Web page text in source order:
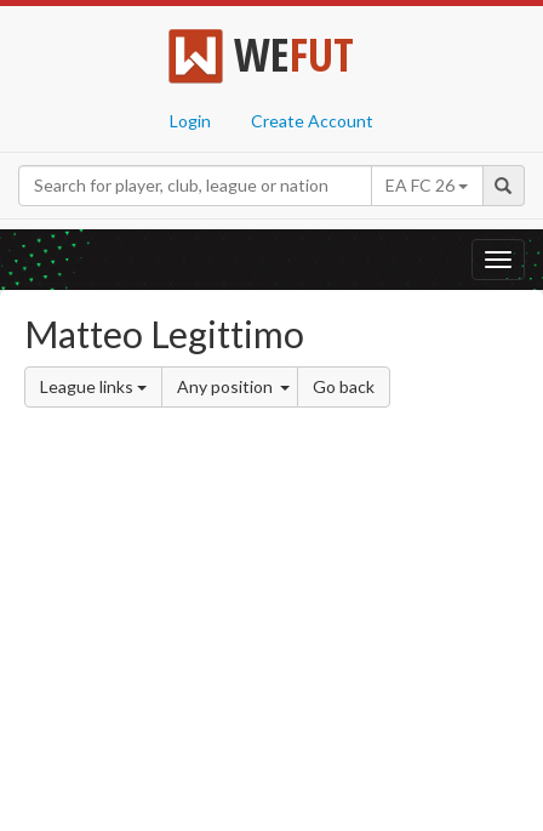
WEFUT
Login Create Account
EA FC 26
Matteo Legittimo
League links Any position Go back